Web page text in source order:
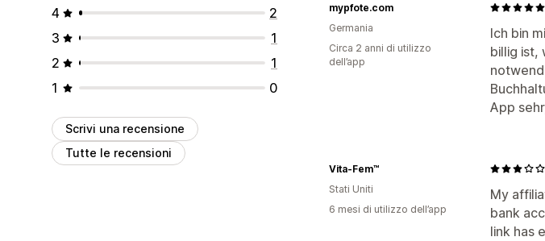
4
2
3
1
2
1
1
0
Scrivi una recensione
Tutte le recensioni
Ich bin
billig ist,
App
mypfote.com
Germania
Circa 2 anni di utilizzo
dell’app
My
bank
link has
Vita-Fem™
Stati Uniti
6 mesi di utilizzo dell’app